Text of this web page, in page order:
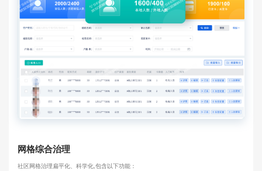
网格综合治理
社区网格治理扁平化、科学化,包含以下功能：